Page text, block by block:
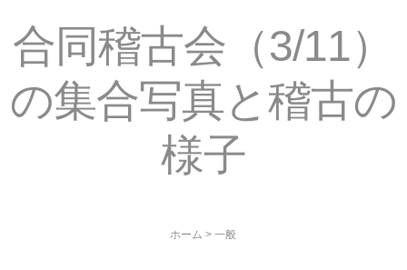
合同稽古会（3/11）
の集合写真と稽古の
様子
ホーム >一般